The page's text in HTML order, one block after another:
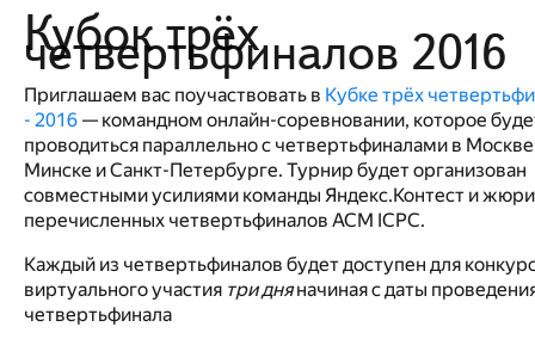
Кубок трёх
четвертьфиналов 2016
Приглашаем вас поучаствовать в Кубке трёх
- 2016 — командном онлайн-соревновании, которое
проводиться параллельно с четвертьфиналами в
Минске и Санкт-Петербурге. Турнир будет организован
совместными усилиями команды Яндекс.Контест и жюри
перечисленных четвертьфиналов ACM ICPC.
Каждый из четвертьфиналов будет доступен для
виртуального участия три дняначиная с даты
четвертьфинала